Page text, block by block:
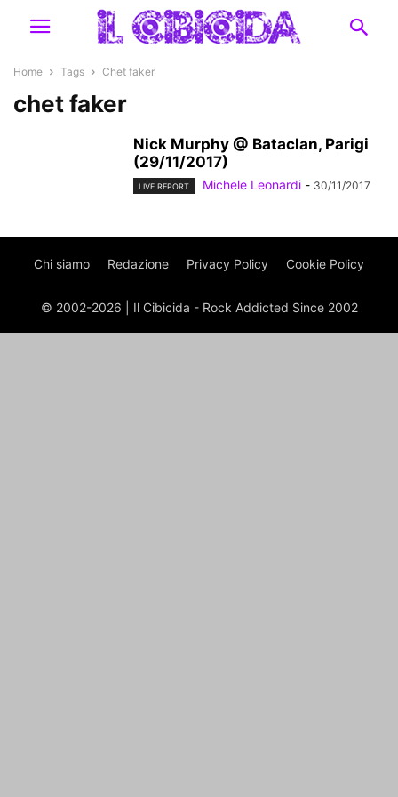
Home Tags Chet faker
chet faker
Nick Murphy @ Bataclan, Parigi
(29/11/2017)
LIVE REPORT Michele Leonardi - 30/11/2017
Chi siamo Redazione Privacy Policy Cookie Policy
© 2002-2026 | Il Cibicida - Rock Addicted Since 2002